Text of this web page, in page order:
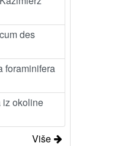
des
foraminifera
iz okoline
Više